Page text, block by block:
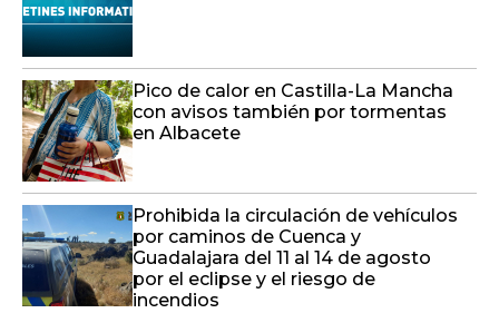
Pico de calor en Castilla-La Mancha
con avisos también por tormentas
en Albacete
Prohibida la circulación de vehículos
por caminos de Cuenca y
Guadalajara del 11 al 14 de agosto
por el eclipse y el riesgo de
incendios